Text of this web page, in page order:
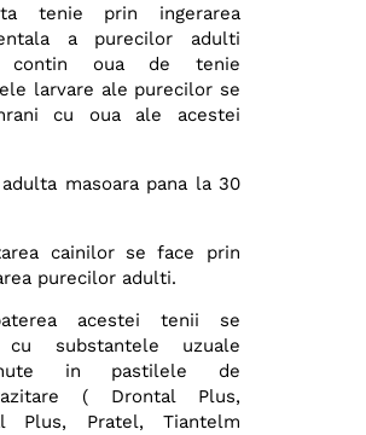
tenie prin ingerarea
a purecilor adulti
contin oua de tenie
larvare ale purecilor se
cu oua ale acestei
adulta masoara pana la 30
cainilor se face prin
purecilor adulti.
acestei tenii se
substantele uzuale
in pastilele de
( Drontal Plus,
Plus, Pratel, Tiantelm